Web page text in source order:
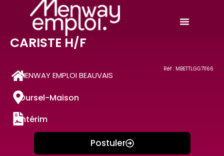
Réf : MBETTLGG71166
CARISTE H/F
MENWAY EMPLOI BEAUVAIS
Oursel-Maison
Intérim
Postuler